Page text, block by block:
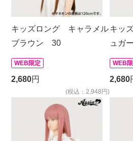
キッズロング キャラメル
ブラウン 30
WEB限定
2,680円
(税込：2,948円)
キッ
ュガ
WEB
2,680